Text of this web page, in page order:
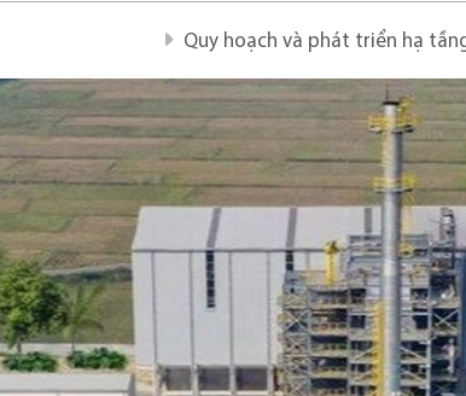
Quy hoạch và phát triển hạ tầng giao thông tĩnh